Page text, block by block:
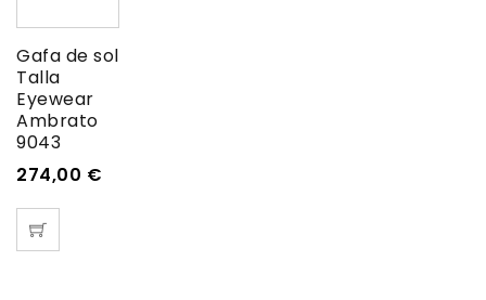
Gafa de sol
Talla
Eyewear
Ambrato
9043
274,00 €